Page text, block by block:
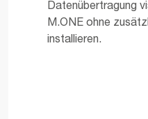
Datenübertragung
M.ONE ohne
installieren.